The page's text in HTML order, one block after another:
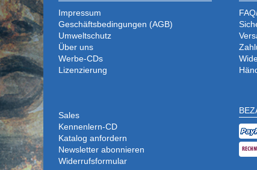
Impressum
Geschäftsbedingungen (AGB)
Umweltschutz
Über uns
Werbe-CDs
Lizenzierung
Sales
Kennenlern-CD
Katalog anfordern
Newsletter abonnieren
Widerrufsformular